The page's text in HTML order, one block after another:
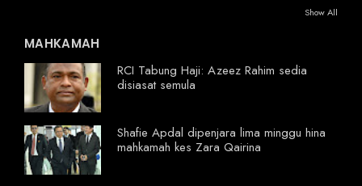
Show All
MAHKAMAH
RCI Tabung Haji: Azeez Rahim sedia
disiasat semula
Shafie Apdal dipenjara lima minggu hina
mahkamah kes Zara Qairina